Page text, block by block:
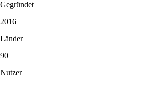
Gegründet
2016
Länder
90
Nutzer